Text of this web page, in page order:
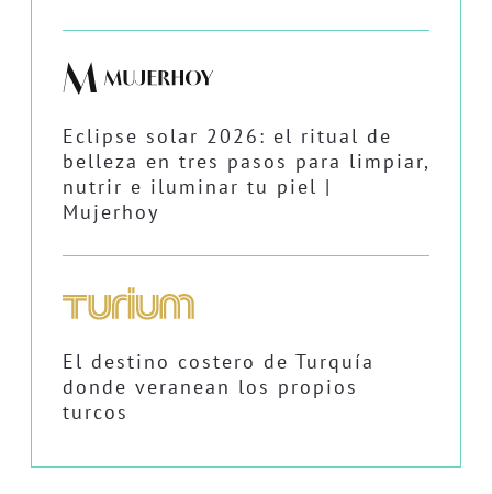
Eclipse solar 2026: el ritual de
belleza en tres pasos para limpiar,
nutrir e iluminar tu piel |
Mujerhoy
El destino costero de Turquía
donde veranean los propios
turcos